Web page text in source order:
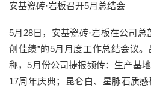
安基瓷砖·岩板召开5月总结会
5月28日，安基瓷砖·岩板在公司
创佳绩”的5月月度工作总结会议
称，5月份公司捷报频传：生产基
17周年庆典；昆仑白、星脉石质